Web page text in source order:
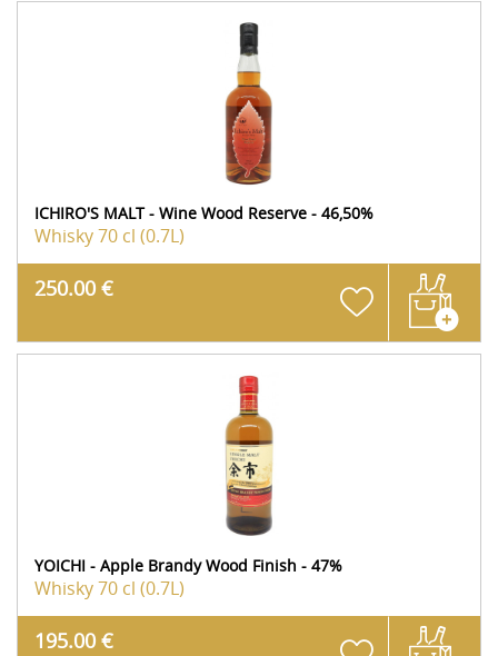
ICHIRO'S MALT - Wine Wood Reserve - 46,50%
Whisky70 cl (0.7L)
250.00 €
YOICHI - Apple Brandy Wood Finish - 47%
Whisky70 cl (0.7L)
195.00 €